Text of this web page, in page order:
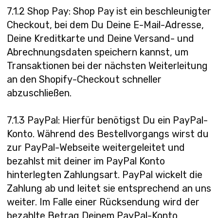
7.1.2 Shop Pay: Shop Pay ist ein beschleunigter
Checkout, bei dem Du Deine E-Mail-Adresse,
Deine Kreditkarte und Deine Versand- und
Abrechnungsdaten speichern kannst, um
Transaktionen bei der nächsten Weiterleitung
an den Shopify-Checkout schneller
abzuschließen.
7.1.3 PayPal: Hierfür benötigst Du ein PayPal-
Konto. Während des Bestellvorgangs wirst du
zur PayPal-Webseite weitergeleitet und
bezahlst mit deiner im PayPal Konto
hinterlegten Zahlungsart. PayPal wickelt die
Zahlung ab und leitet sie entsprechend an uns
weiter. Im Falle einer Rücksendung wird der
bezahlte Betrag Deinem PayPal-Konto